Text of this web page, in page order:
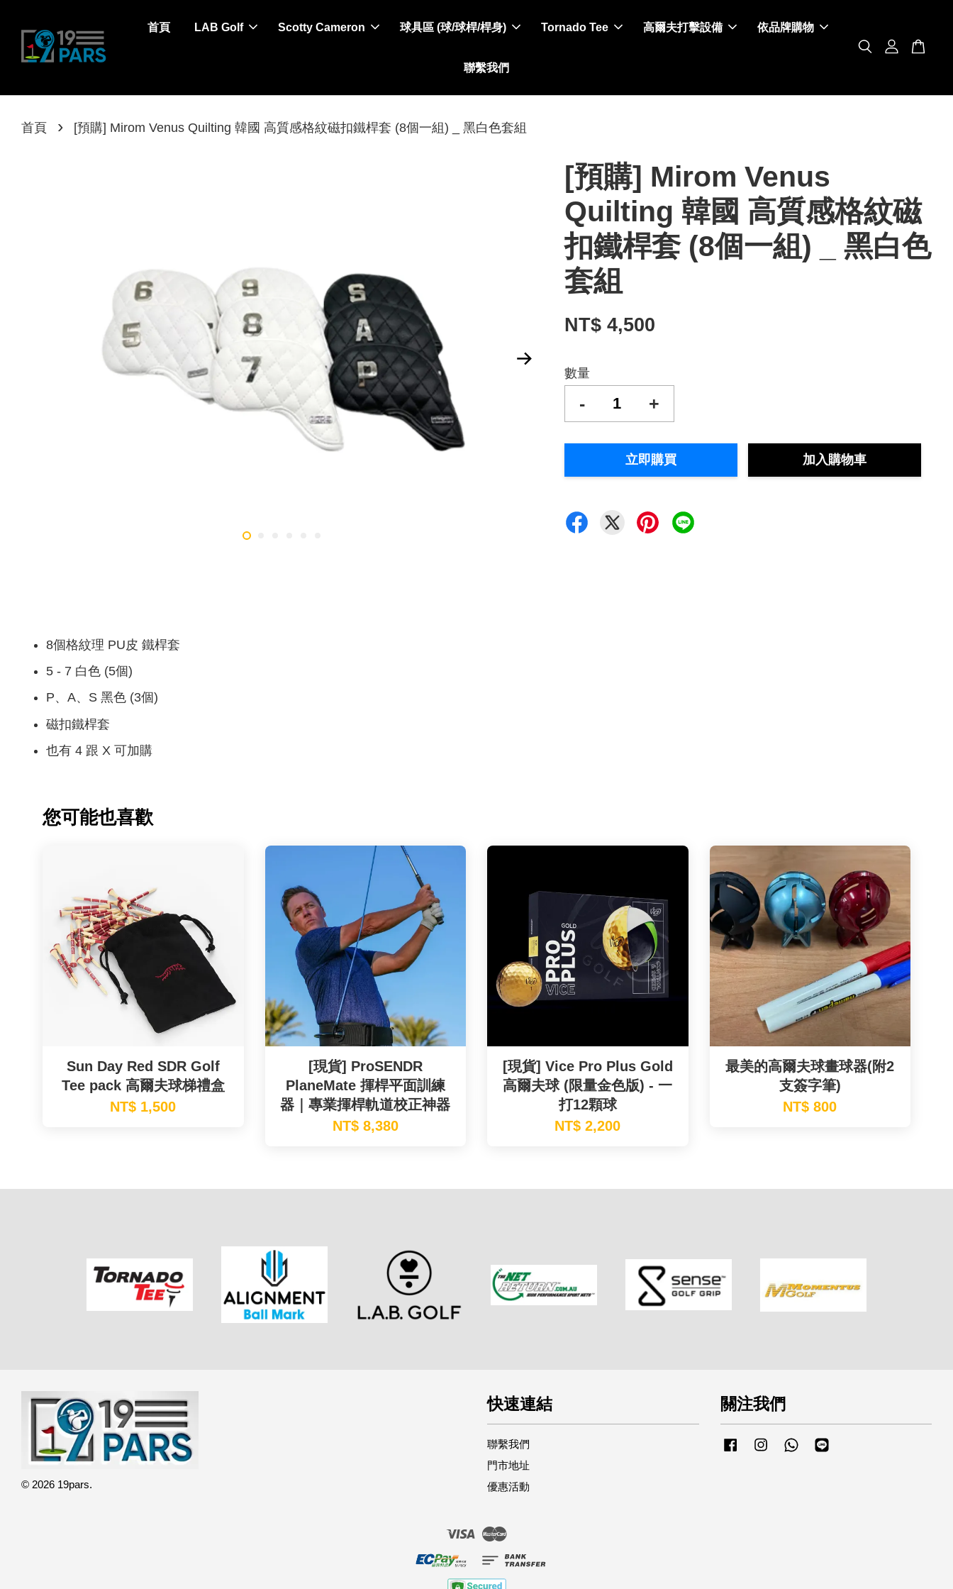
首頁 LAB Golf Scotty Cameron 球具區 (球/球桿/桿身) Tornado Tee 高爾夫打擊設備 依品牌購物
聯繫我們
首頁 › [預購] Mirom Venus Quilting 韓國 高質感格紋磁扣鐵桿套 (8個一組) _ 黑白色套組
[預購] Mirom Venus
Quilting 韓國 高質感格紋磁
扣鐵桿套 (8個一組) _ 黑白色
套組
NT$ 4,500
數量
- +
立即購買 加入購物車
8個格紋理 PU皮 鐵桿套
5 - 7 白色 (5個)
P、A、S 黑色 (3個)
磁扣鐵桿套
也有 4 跟 X 可加購
您可能也喜歡
Sun Day Red SDR Golf
Tee pack 高爾夫球梯禮盒
NT$ 1,500
[現貨] ProSENDR
PlaneMate 揮桿平面訓練
器｜專業揮桿軌道校正神器
NT$ 8,380
[現貨] Vice Pro Plus Gold
高爾夫球 (限量金色版) - 一
打12顆球
NT$ 2,200
最美的高爾夫球畫球器(附2
支簽字筆)
NT$ 800
© 2026 19pars.
快速連結
聯繫我們
門市地址
優惠活動
關注我們
FacebookInstagramWhatsapp
Visa